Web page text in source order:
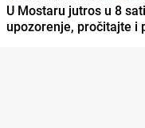
U Mostaru jutros u 8
upozorenje, pročitajte i